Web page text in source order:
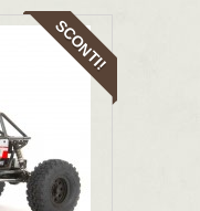
SCONTI!